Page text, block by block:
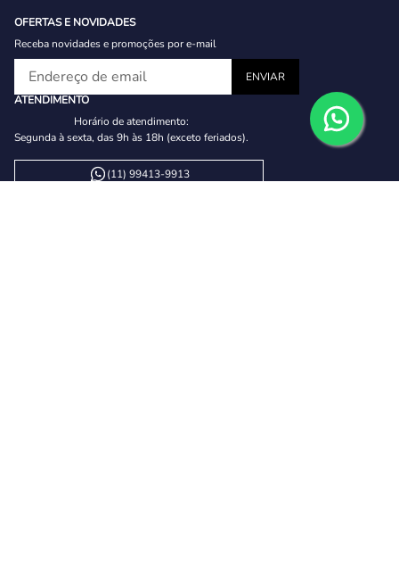
OFERTAS E NOVIDADES
Receba novidades e promoções por e-mail
ATENDIMENTO
Horário de atendimento:
Segunda à sexta, das 9h às 18h (exceto feriados).
(11) 99413-9913